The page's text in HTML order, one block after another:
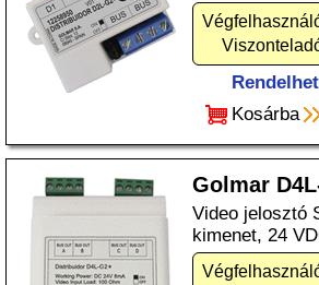
Kosárba
Golmar
Video jelosztó
kimenet, 24